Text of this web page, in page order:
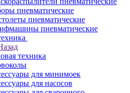
пневматические
пневматические
пневматические
техника
для минимоек
для насосов